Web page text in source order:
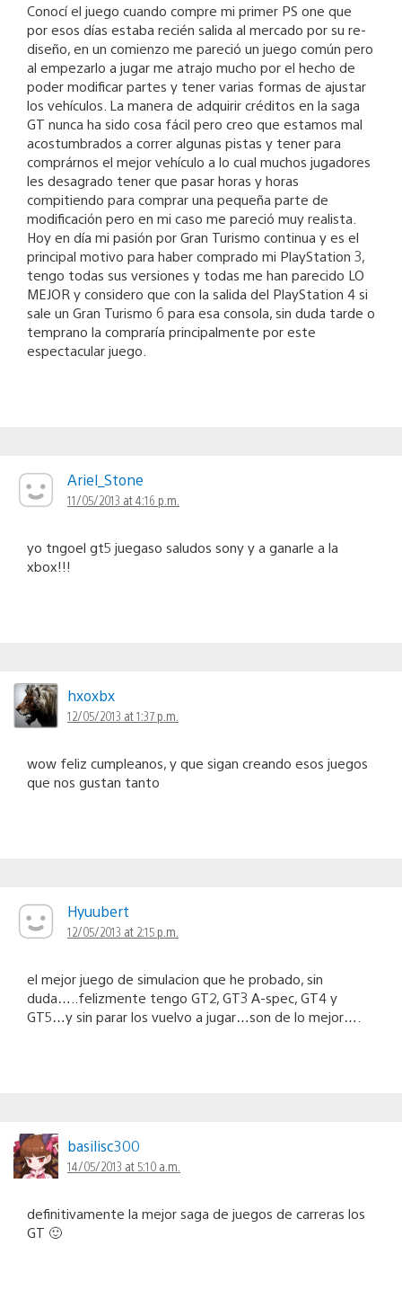
Conocí el juego cuando compre mi primer PS one que
por esos días estaba recién salida al mercado por su re-
diseño, en un comienzo me pareció un juego común pero
al empezarlo a jugar me atrajo mucho por el hecho de
poder modificar partes y tener varias formas de ajustar
los vehículos. La manera de adquirir créditos en la saga
GT nunca ha sido cosa fácil pero creo que estamos mal
acostumbrados a correr algunas pistas y tener para
comprárnos el mejor vehículo a lo cual muchos jugadores
les desagrado tener que pasar horas y horas
compitiendo para comprar una pequeña parte de
modificación pero en mi caso me pareció muy realista.
Hoy en día mi pasión por Gran Turismo continua y es el
principal motivo para haber comprado mi PlayStation 3,
tengo todas sus versiones y todas me han parecido LO
MEJOR y considero que con la salida del PlayStation 4 si
sale un Gran Turismo 6 para esa consola, sin duda tarde o
temprano la compraría principalmente por este
espectacular juego.
Ariel_Stone
11/05/2013 at 4:16 p.m.
yo tngoel gt5 juegaso saludos sony y a ganarle a la
xbox!!!
hxoxbx
12/05/2013 at 1:37 p.m.
wow feliz cumpleanos, y que sigan creando esos juegos
que nos gustan tanto
Hyuubert
12/05/2013 at 2:15 p.m.
el mejor juego de simulacion que he probado, sin
duda…..felizmente tengo GT2, GT3 A-spec, GT4 y
GT5…y sin parar los vuelvo a jugar…son de lo mejor….
basilisc300
14/05/2013 at 5:10 a.m.
definitivamente la mejor saga de juegos de carreras los
GT 🙂